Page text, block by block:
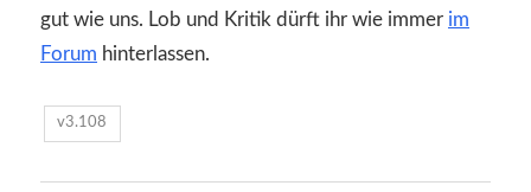
gut wie uns. Lob und Kritik dürft ihr wie immer im
Forum hinterlassen.
v3.108